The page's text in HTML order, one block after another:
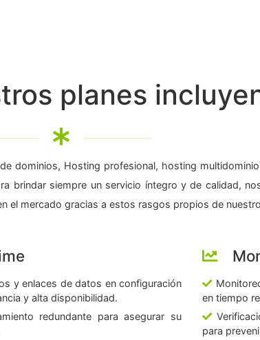
planes
dominios, Hosting profesional, hosting
brindar siempre un servicio íntegro y de calidad,
el mercado gracias a estos rasgos propios de
y enlaces de datos en configuración
y alta disponibilidad.
redundante para asegurar su
en tiempo
para